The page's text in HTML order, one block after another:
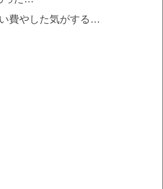
費やした気がする…